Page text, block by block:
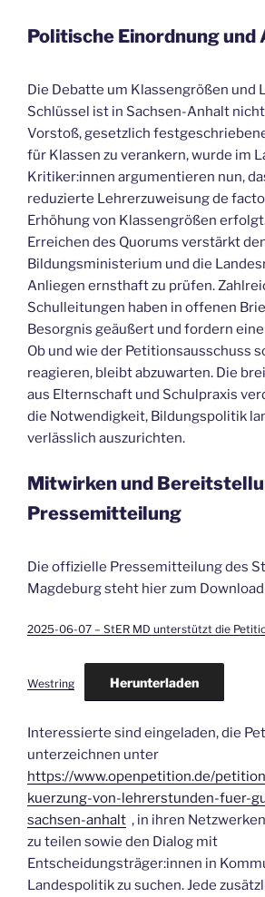
Politische Einordnung und
Die Debatte um Klassengrößen und
Schlüssel ist in Sachsen-Anhalt
Vorstoß, gesetzlich
für Klassen zu verankern, wurde im
Kritiker:innen argumentieren nun,
reduzierte Lehrerzuweisung de
Erhöhung von Klassengrößen
Erreichen des Quorums verstärkt
Bildungsministerium und die
Anliegen ernsthaft zu prüfen.
Schulleitungen haben in offenen
Besorgnis geäußert und fordern
Ob und wie der Petitionsausschuss
reagieren, bleibt abzuwarten. Die
aus Elternschaft und Schulpraxis
die Notwendigkeit, Bildungspolitik
verlässlich auszurichten.
Mitwirken und
Pressemitteilung
Die offizielle Pressemitteilung des
Magdeburg steht hier zum
2025-06-07 – StER MD unterstützt die
Westring Herunterladen
Interessierte sind eingeladen, die
unterzeichnen unter
https://www.openpetition.de/
kuerzung-von-lehrerstunden-fuer-
sachsen-anhalt , in ihren
zu teilen sowie den Dialog mit
Entscheidungsträger:innen in
Landespolitik zu suchen. Jede